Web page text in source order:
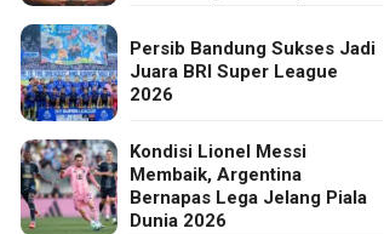
Persib Bandung Sukses Jadi
Juara BRI Super League
2026
Kondisi Lionel Messi
Membaik, Argentina
Bernapas Lega Jelang Piala
Dunia 2026